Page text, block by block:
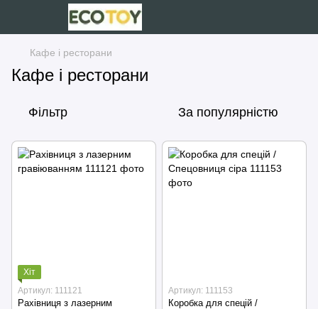
Кафе і ресторани
Кафе і ресторани
Фільтр За популярністю
Хіт
Артикул: 111121
Рахівниця з лазерним
Артикул: 111153
Коробка для спецій /